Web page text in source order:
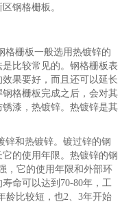
钢格栅板。
格栅板一般选用热镀锌的
比较常见的。钢格栅板表
果要好，而且还可以延长
格栅板完成之后，会对其
漆，热镀锌。热镀锌是其
锌和热镀锌。镀过锌的钢
的使用年限。热镀锌的钢
，它的使用年限和外部环
命可以达到70-80年，工
龄比较短，也2、3年开始